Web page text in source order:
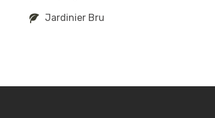
Jardinier Bru